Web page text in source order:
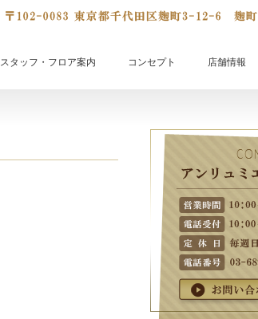
スタッフ・フロア案内 コンセプト 店舗情報